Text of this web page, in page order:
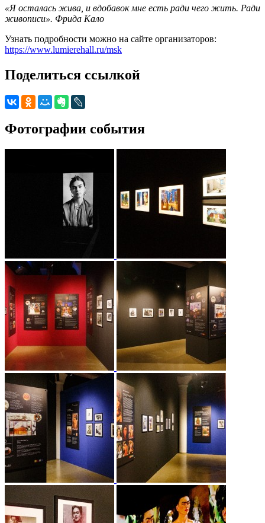
«Я осталась жива, и вдобавок мне есть ради чего жить. Ради
живописи». Фрида Кало
Узнать подробности можно на сайте организаторов:
https://www.lumierehall.ru/msk
Поделиться ссылкой
Фотографии события